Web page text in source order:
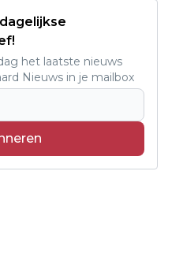
het laatste nieuws
Nieuws in je mailbox